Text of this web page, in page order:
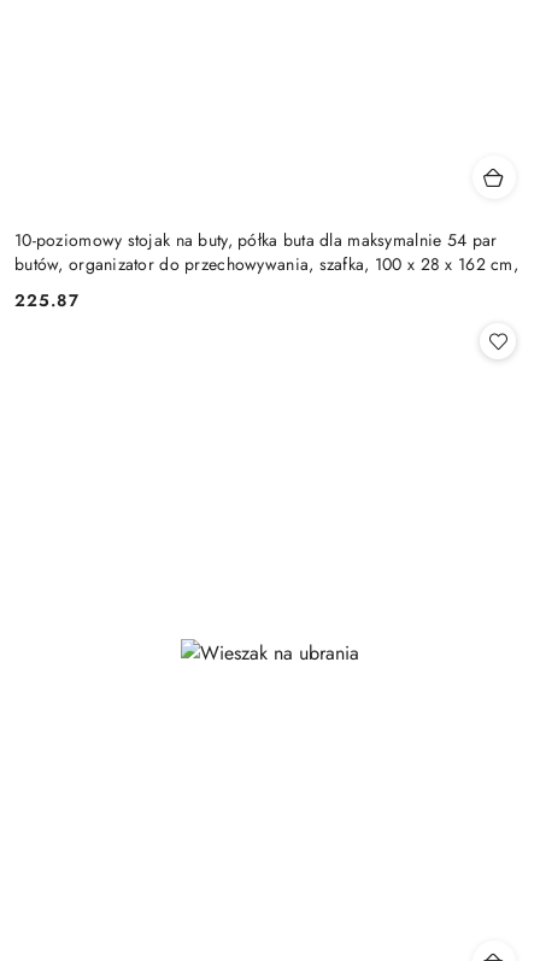
10-poziomowy stojak na buty, półka buta dla maksymalnie 54 par
butów, organizator do przechowywania, szafka, 100 x 28 x 162 cm,
Cena:
225.87